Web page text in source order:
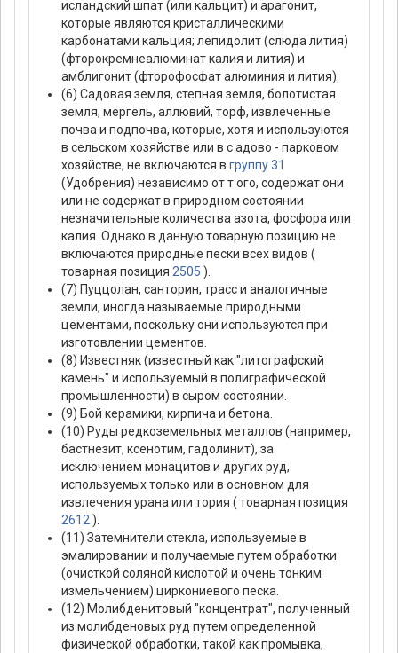
исландский шпат (или кальцит) и арагонит,
которые являются кристаллическими
карбонатами кальция; лепидолит (слюда лития)
(фторокремнеалюминат калия и лития) и
амблигонит (фторофосфат алюминия и лития).
(6) Садовая земля, степная земля, болотистая
земля, мергель, аллювий, торф, извлеченные
почва и подпочва, которые, хотя и используются
в сельском хозяйстве или в с адово - парковом
хозяйстве, не включаются в группу 31
(Удобрения) независимо от т ого, содержат они
или не содержат в природном состоянии
незначительные количества азота, фосфора или
калия. Однако в данную товарную позицию не
включаются природные пески всех видов (
товарная позиция 2505 ).
(7) Пуццолан, санторин, трасс и аналогичные
земли, иногда называемые природными
цементами, поскольку они используются при
изготовлении цементов.
(8) Известняк (известный как "литографский
камень" и используемый в полиграфической
промышленности) в сыром состоянии.
(9) Бой керамики, кирпича и бетона.
(10) Руды редкоземельных металлов (например,
бастнезит, ксенотим, гадолинит), за
исключением монацитов и других руд,
используемых только или в основном для
извлечения урана или тория ( товарная позиция
2612 ).
(11) Затемнители стекла, используемые в
эмалировании и получаемые путем обработки
(очисткой соляной кислотой и очень тонким
измельчением) циркониевого песка.
(12) Молибденитовый "концентрат", полученный
из молибденовых руд путем определенной
физической обработки, такой как промывка,